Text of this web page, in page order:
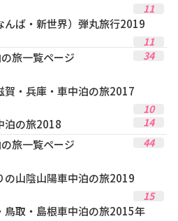
11
んば・新世界）弾丸旅行2019
11
旅一覧ページ 34
賀・兵庫・車中泊の旅2017
10
泊の旅2018 14
旅一覧ページ 44
の山陰山陽車中泊の旅2019
15
鳥取・島根車中泊の旅2015年